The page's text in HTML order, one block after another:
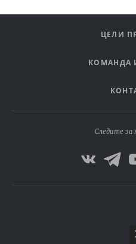
ЦЕЛИ
КОМАНДА
Следите за